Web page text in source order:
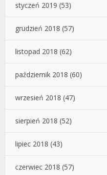
styczeń 2019 (53)
grudzień 2018 (57)
listopad 2018 (62)
październik 2018 (60)
wrzesień 2018 (47)
sierpień 2018 (52)
lipiec 2018 (43)
czerwiec 2018 (57)